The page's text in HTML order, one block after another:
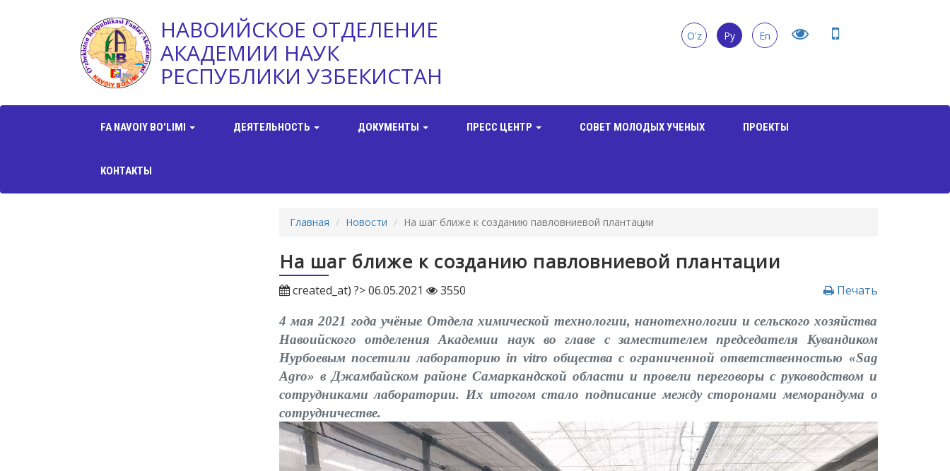
НАВОИЙСКОЕ ОТДЕЛЕНИЕ
АКАДЕМИИ НАУК
РЕСПУБЛИКИ УЗБЕКИСТАН
O'z Ру En
FA NAVOIY BO'LIMI ДЕЯТЕЛЬНОСТЬ ДОКУМЕНТЫ ПРЕСС ЦЕНТР СОВЕТ МОЛОДЫХ УЧЕНЫХ ПРОЕКТЫ
КОНТАКТЫ
Главная Новости На шаг ближе к созданию павловниевой плантации
На шаг ближе к созданию павловниевой плантации
created_at) ?> 06.05.2021 3550 Печать
4 мая 2021 года учёные Отдела химической технологии, нанотехнологии и сельского хозяйства
Навоийского отделения Академии наук во главе с заместителем председателя Кувандиком
Нурбоевым посетили лабораторию in vitro общества с ограниченной ответственностью «Sag
Agro» в Джамбайском районе Самаркандской области и провели переговоры с руководством и
сотрудниками лаборатории. Их итогом стало подписание между сторонами меморандума о
сотрудничестве.